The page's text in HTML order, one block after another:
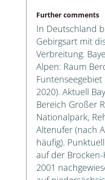
Further comments
In Deutschland
Gebirgsart mit
Verbreitung.
Alpen: Raum
Funtenseegebiet
2020). Aktuell
Bereich Großer
Nationalpark,
Altenufer (nach
häufig).
auf der
2001